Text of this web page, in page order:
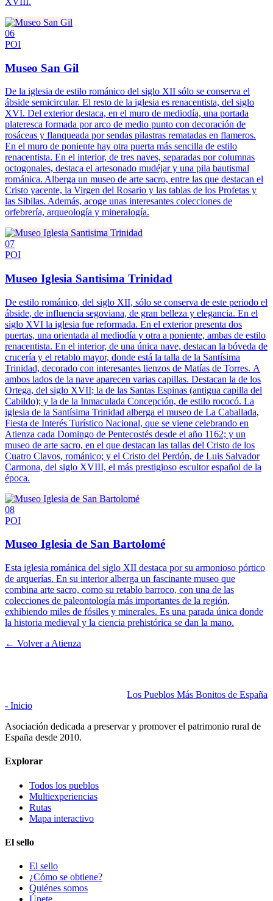
06
POI
Museo San Gil
De la iglesia de estilo románico del siglo XII sólo se conserva el
ábside semicircular. El resto de la iglesia es renacentista, del siglo
XVI. Del exterior destaca, en el muro de mediodía, una portada
plateresca formada por arco de medio punto con decoración de
rosáceas y flanqueada por sendas pilastras rematadas en flameros.
En el muro de poniente hay otra puerta más sencilla de estilo
renacentista. En el interior, de tres naves, separadas por columnas
octogonales, destaca el artesonado mudéjar y una pila bautismal
románica. Alberga un museo de arte sacro, entre las que destacan el
Cristo yacente, la Virgen del Rosario y las tablas de los Profetas y
las Sibilas. Además, acoge unas interesantes colecciones de
orfebrería, arqueología y mineralogía.
07
POI
Museo Iglesia Santisima Trinidad
De estilo románico, del siglo XII, sólo se conserva de este periodo el
ábside, de influencia segoviana, de gran belleza y elegancia. En el
siglo XVI la iglesia fue reformada. En el exterior presenta dos
puertas, una orientada al mediodía y otra a poniente, ambas de estilo
renacentista. En el interior, de una única nave, destacan la bóveda de
crucería y el retablo mayor, donde está la talla de la Santísima
Trinidad, decorado con interesantes lienzos de Matías de Torres. A
ambos lados de la nave aparecen varias capillas. Destacan la de los
Ortega, del siglo XVII; la de las Santas Espinas (antigua capilla del
Cabildo); y la de la Inmaculada Concepción, de estilo rococó. La
iglesia de la Santísima Trinidad alberga el museo de La Caballada,
Fiesta de Interés Turístico Nacional, que se viene celebrando en
Atienza cada Domingo de Pentecostés desde el año 1162; y un
museo de arte sacro, en el que destacan las tallas del Cristo de los
Cuatro Clavos, románico; y el Cristo del Perdón, de Luis Salvador
Carmona, del siglo XVIII, el más prestigioso escultor español de la
época.
08
POI
Museo Iglesia de San Bartolomé
Esta iglesia románica del siglo XII destaca por su armonioso pórtico
de arquerías. En su interior alberga un fascinante museo que
combina arte sacro, como su retablo barroco, con una de las
colecciones de paleontología más importantes de la región,
exhibiendo miles de fósiles y minerales. Es una parada única donde
la historia medieval y la ciencia prehistórica se dan la mano.
← Volver a Atienza
Los Pueblos Más Bonitos de España
- Inicio
Asociación dedicada a preservar y promover el patrimonio rural de
España desde 2010.
Explorar
Todos los pueblos
Multiexperiencias
Rutas
Mapa interactivo
El sello
El sello
¿Cómo se obtiene?
Quiénes somos